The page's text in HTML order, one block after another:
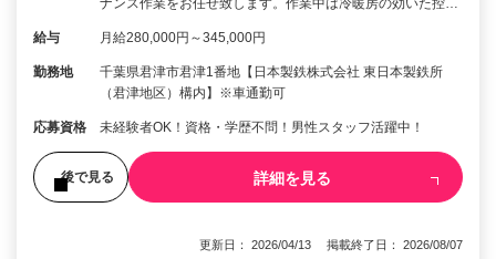
ナンス作業をお任せ致します。作業中は冷暖房の効いた控…
給与 月給280,000円～345,000円
勤務地
千葉県君津市君津1番地【日本製鉄株式会社 東日本製鉄所
（君津地区）構内】※車通勤可
応募資格 未経験者OK！資格・学歴不問！男性スタッフ活躍中！
後で見る 詳細を見る
更新日： 2026/04/13 掲載終了日： 2026/08/07